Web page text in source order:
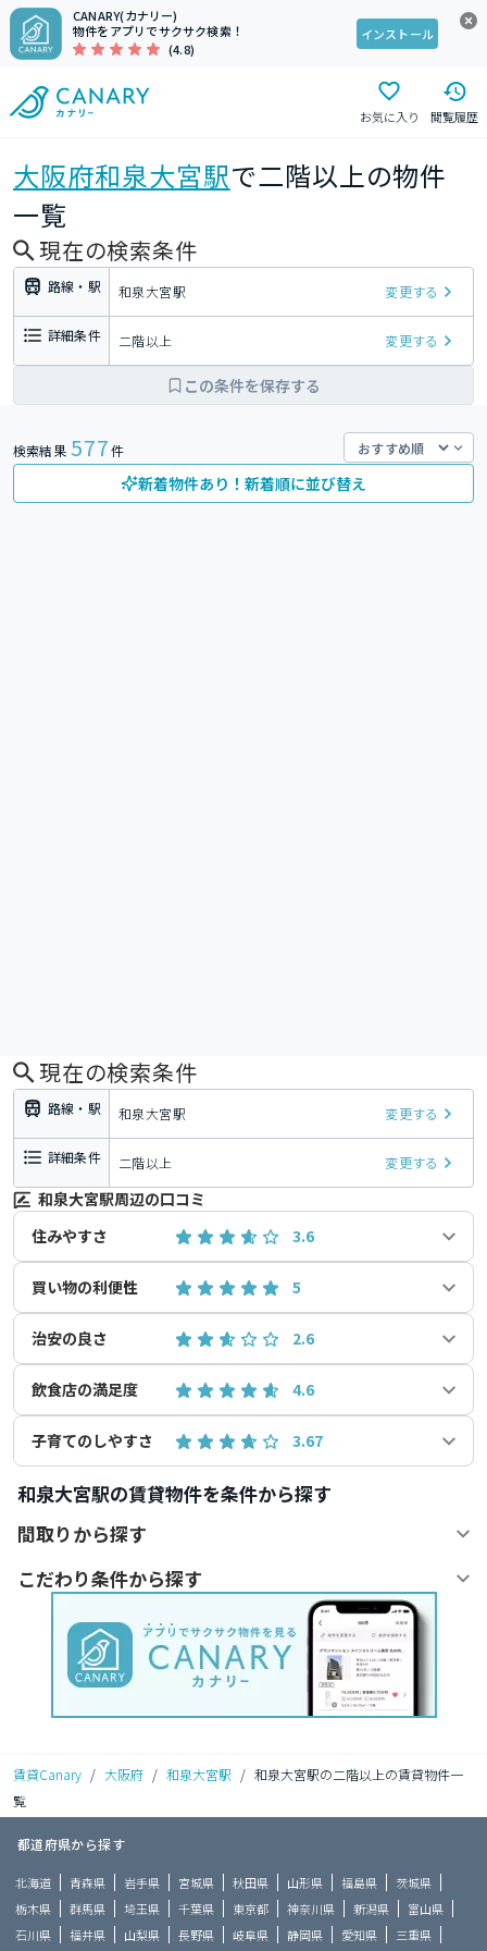
CANARY(カナリー)
物件をアプリでサクサク検索！
(4.8)
インストール
お気に入り 閲覧履歴
大阪府和泉大宮駅で二階以上の物件
一覧
現在の検索条件
路線・駅 和泉大宮駅 変更する
詳細条件 二階以上 変更する
この条件を保存する
検索結果 577件
新着物件あり！新着順に並び替え
現在の検索条件
路線・駅 和泉大宮駅 変更する
詳細条件 二階以上 変更する
和泉大宮駅周辺の口コミ
住みやすさ
3.6
買い物の利便性 5
治安の良さ 2.6
飲食店の満足度 4.6
子育てのしやすさ 3.67
和泉大宮駅の賃貸物件を条件から探す
間取りから探す
こだわり条件から探す
賃貸Canary / 大阪府 / 和泉大宮駅 / 和泉大宮駅の二階以上の賃貸物件一
覧
都道府県から探す
北海道 青森県 岩手県 宮城県 秋田県 山形県 福島県
茨城県
栃木県
群馬県 埼玉県 千葉県 東京都 神奈川県 新潟県
富山県
石川県
福井県 山梨県 長野県 岐阜県 静岡県 愛知県 三重県